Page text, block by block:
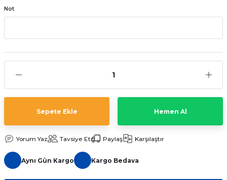
Pili
Not
Sepete Ekle Hemen Al
Yorum Yaz Tavsiye Et Paylaş Karşılaştır
Aynı Gün Kargo Kargo Bedava